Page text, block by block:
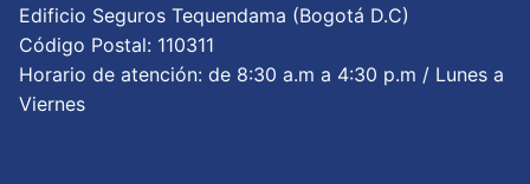
Edificio Seguros Tequendama (Bogotá D.C)
Código Postal: 110311
Horario de atención: de 8:30 a.m a 4:30 p.m / Lunes a
Viernes